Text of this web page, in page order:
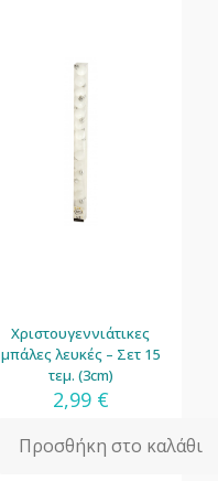
Χριστουγεννιάτικες
μπάλες λευκές – Σετ 15
τεμ. (3cm)
2,99 €
Προσθήκη στο καλάθι